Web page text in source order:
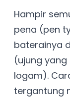
Hampir
pena (pen
baterainya
(ujung
logam).
tergantung